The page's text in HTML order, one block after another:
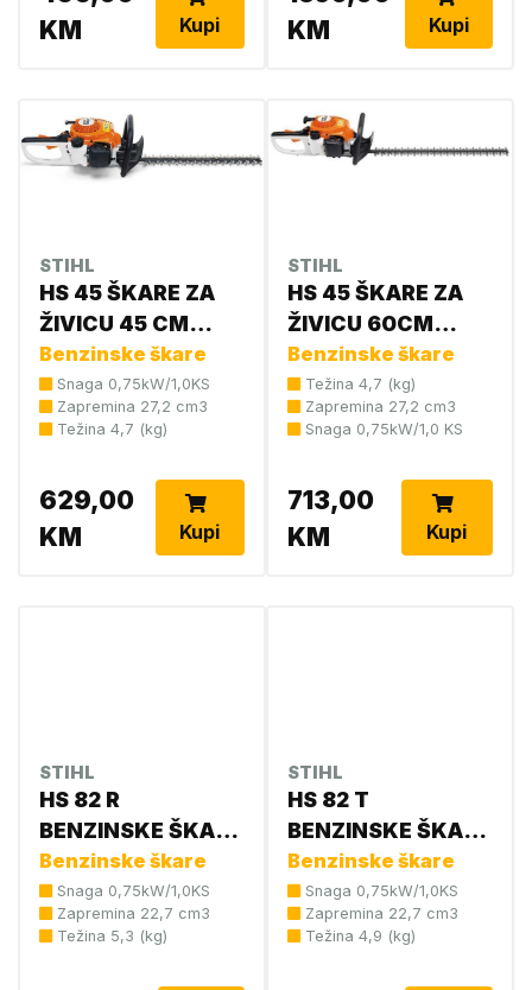
KM
Kupi
KM
Kupi
STIHL
HS 45 ŠKARE ZA
ŽIVICU 45 CM
4228 011 2926 (
novi
br:42280112937 )
Benzinske škare
Snaga 0,75kW/1,0KS
Zapremina 27,2 cm3
Težina 4,7 (kg)
629,00
KM
Kupi
STIHL
HS 45 ŠKARE ZA
ŽIVICU 60CM
4228 011 2938
Benzinske škare
Težina 4,7 (kg)
Zapremina 27,2 cm3
Snaga 0,75kW/1,0 KS
713,00
KM
Kupi
STIHL
HS 82 R
BENZINSKE ŠKARE
75 CM 4237 011
2978
Benzinske škare
Snaga 0,75kW/1,0KS
Zapremina 22,7 cm3
Težina 5,3 (kg)
STIHL
HS 82 T
BENZINSKE ŠKARE
ZA ZIVICU 75 CM
4237 011 2986
Benzinske škare
Snaga 0,75kW/1,0KS
Zapremina 22,7 cm3
Težina 4,9 (kg)